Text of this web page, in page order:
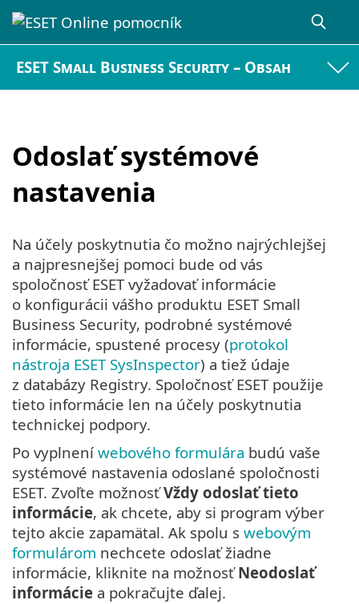
ESET Small Business Security – Obsah
Odoslať systémové
nastavenia
Na účely poskytnutia čo možno najrýchlejšej
a najpresnejšej pomoci bude od vás
spoločnosť ESET vyžadovať informácie
o konfigurácii vášho produktu ESET Small
Business Security, podrobné systémové
informácie, spustené procesy (protokol
nástroja ESET SysInspector) a tiež údaje
z databázy Registry. Spoločnosť ESET použije
tieto informácie len na účely poskytnutia
technickej podpory.
Po vyplnení webového formulára budú vaše
systémové nastavenia odoslané spoločnosti
ESET. Zvoľte možnosťVždy odoslať tieto
informácie, ak chcete, aby si program výber
tejto akcie zapamätal. Ak spolu s webovým
formulárom nechcete odoslať žiadne
informácie, kliknite na možnosťNeodoslať
informácie a pokračujte ďalej.